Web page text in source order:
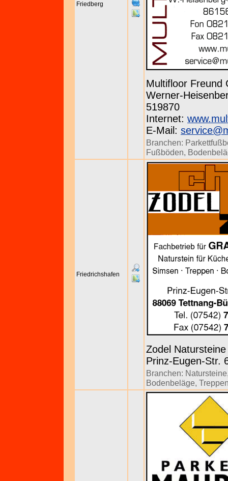
Friedberg
Multifloor Freund
Werner-
519870
Internet:
E-Mail:
Branchen:
Fußböden,
Friedrichshafen
Zodel Natursteine
Prinz-Eugen-Str.
Branchen: Natursteine
Bodenbeläge,